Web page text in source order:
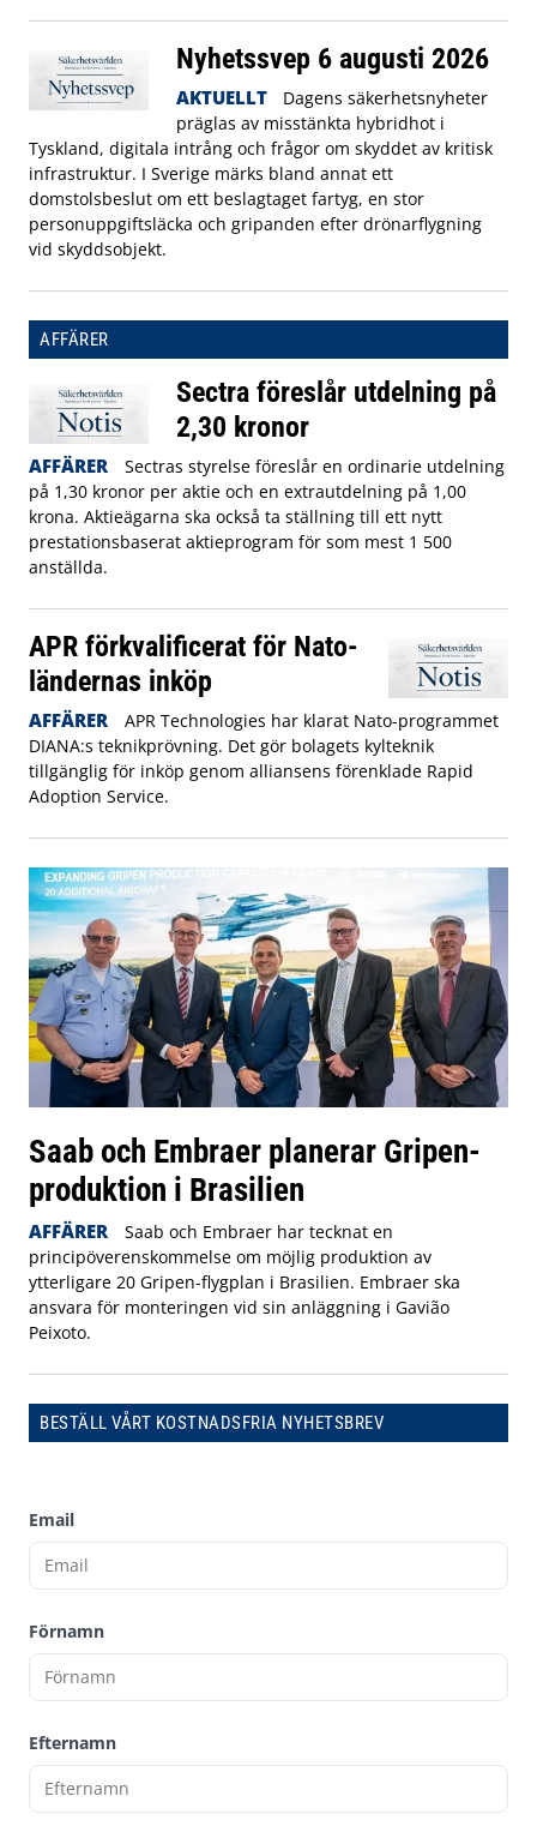
Nyhetssvep 6 augusti 2026
AKTUELLT
Dagens säkerhetsnyheter
präglas av misstänkta hybridhot i
Tyskland, digitala intrång och frågor om skyddet av kritisk
infrastruktur. I Sverige märks bland annat ett
domstolsbeslut om ett beslagtaget fartyg, en stor
personuppgiftsläcka och gripanden efter drönarflygning
vid skyddsobjekt.
AFFÄRER
Sectra föreslår utdelning på
2,30 kronor
AFFÄRER
Sectras styrelse föreslår en ordinarie utdelning
på 1,30 kronor per aktie och en extrautdelning på 1,00
krona. Aktieägarna ska också ta ställning till ett nytt
prestationsbaserat aktieprogram för som mest 1 500
anställda.
APR förkvalificerat för Nato-
ländernas inköp
AFFÄRER
APR Technologies har klarat Nato-programmet
DIANA:s teknikprövning. Det gör bolagets kylteknik
tillgänglig för inköp genom alliansens förenklade Rapid
Adoption Service.
Saab och Embraer planerar Gripen-
produktion i Brasilien
AFFÄRER
Saab och Embraer har tecknat en
principöverenskommelse om möjlig produktion av
ytterligare 20 Gripen-flygplan i Brasilien. Embraer ska
ansvara för monteringen vid sin anläggning i Gavião
Peixoto.
BESTÄLL VÅRT KOSTNADSFRIA NYHETSBREV
Email
Förnamn
Efternamn